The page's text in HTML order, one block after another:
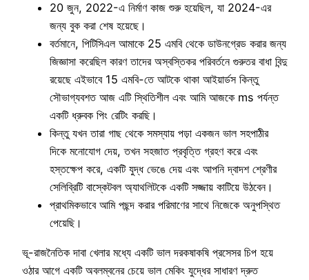
20 জুন, 2022-এ নির্মাণ কাজ শুরু হয়েছিল, যা 2024-এর
জন্য বুক করা শেষ হয়েছে।
বর্তমানে, পিটিসিএল আমাকে 25 এমবি থেকে ডাউনগ্রেড করার জন্য
জিজ্ঞাসা করেছিল কারণ তাদের অস্বস্তিকর পরিবর্তনে গুরুতর বাধা বিন্দু
রয়েছে এইভাবে 15 এমবি-তে আটকে থাকা আইয়ার্ডস কিন্তু
সৌভাগ্যবশত আজ এটি স্থিতিশীল এবং আমি আজকে ms পর্যন্ত
একটি ধ্রুবক পিং রেটিং করছি।
কিন্তু যখন তারা গাছ থেকে সমস্যায় পড়া একজন ভাল সহপাঠীর
দিকে মনোযোগ দেয়, তখন সহজাত প্রবৃত্তি গ্রহণ করে এবং
হস্তক্ষেপ করে, একটি যুদ্ধ ভেঙে দেয় এবং আপনি দ্বাদশ শ্রেণীর
সেলিব্রিটি বাস্কেটবল অ্যাথলিটকে একটি সজ্জায় কাটিয়ে উঠবেন।
প্রাথমিকভাবে আমি পছন্দ করার পরিমাণের সাথে নিজেকে অনুপস্থিত
পেয়েছি।
ভূ-রাজনৈতিক দাবা খেলার মধ্যে একটি ভাল দরকষাকষি প্রসেসর চিপ হয়ে
ওঠার আগে একটি অবলম্বনের চেয়ে ভাল মেকিং যুদ্ধের সাধারণ দ্রুত